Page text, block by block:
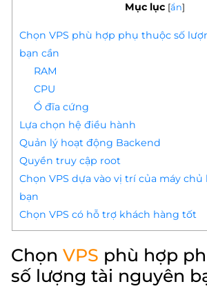
Mục lục [ẩn]
Chọn VPS phù hợp phụ thuộc số
bạn cần
RAM
CPU
Ổ đĩa cứng
Lựa chọn hệ điều hành
Quản lý hoạt động Backend
Quyền truy cập root
Chọn VPS dựa vào vị trí của máy
bạn
Chọn VPS có hỗ trợ khách hàng tốt
ChọnVPS phù hợp
số lượng tài nguyên